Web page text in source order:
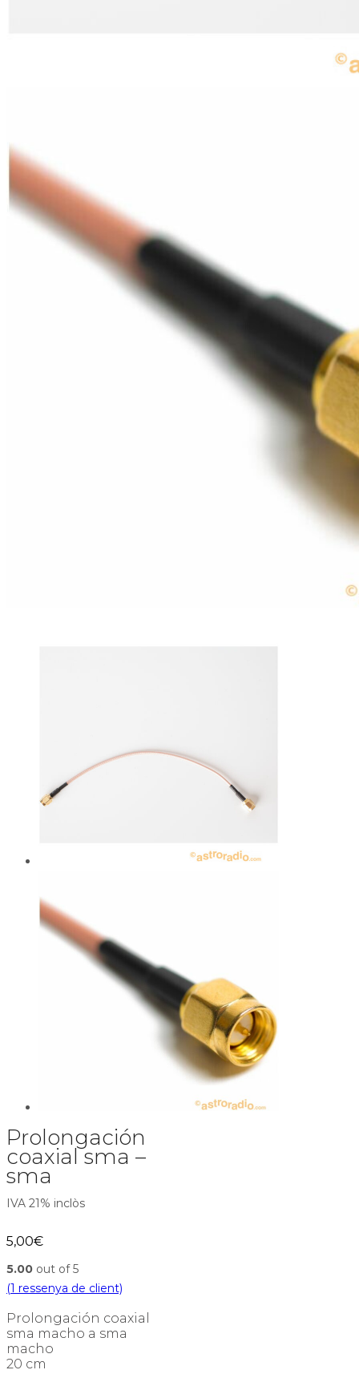
Prolongación
coaxial sma –
sma
IVA 21% inclòs
5,00€
5.00 out of 5
(1 ressenya de client)
Prolongación coaxial
sma macho a sma
macho
20 cm